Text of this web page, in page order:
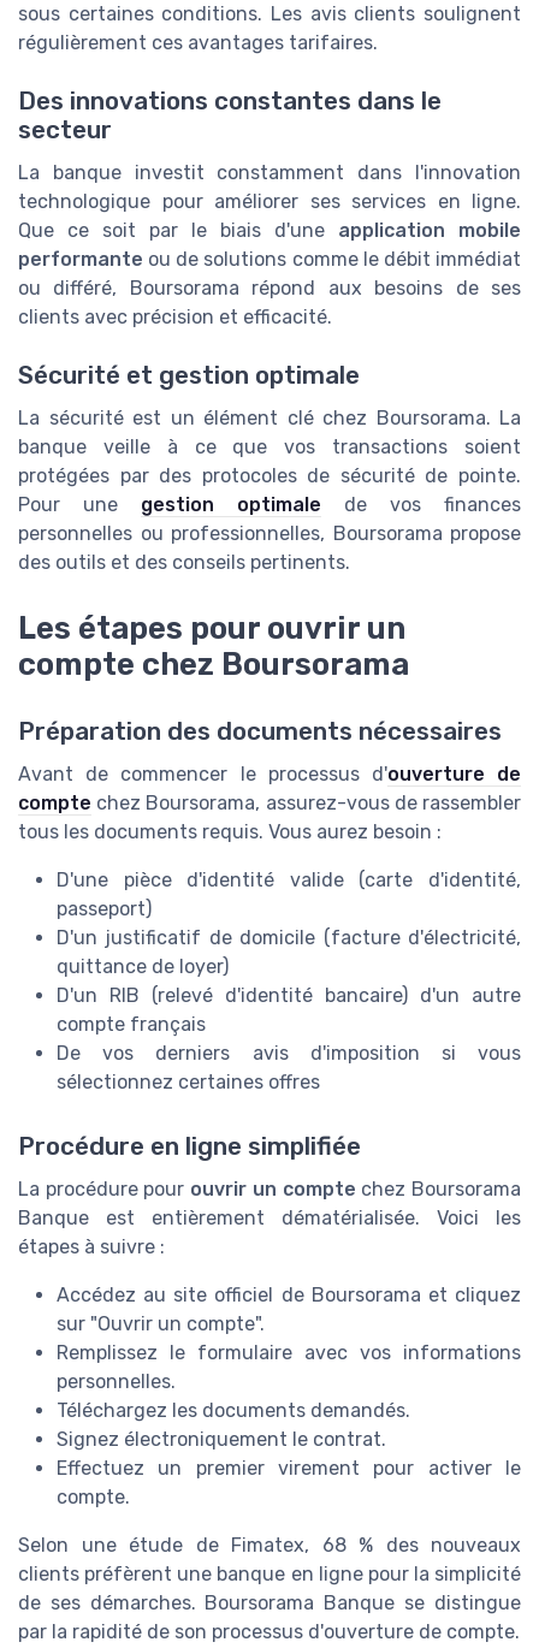
sous certaines conditions. Les avis clients soulignent
régulièrement ces avantages tarifaires.
Des innovations constantes dans le
secteur
La banque investit constamment dans l'innovation
technologique pour améliorer ses services en ligne.
Que ce soit par le biais d'une application mobile
performante ou de solutions comme le débit immédiat
ou différé, Boursorama répond aux besoins de ses
clients avec précision et efficacité.
Sécurité et gestion optimale
La sécurité est un élément clé chez Boursorama. La
banque veille à ce que vos transactions soient
protégées par des protocoles de sécurité de pointe.
Pour une gestion optimale de vos finances
personnelles ou professionnelles, Boursorama propose
des outils et des conseils pertinents.
Les étapes pour ouvrir un
compte chez Boursorama
Préparation des documents nécessaires
Avant de commencer le processus d'ouverture de
compte chez Boursorama, assurez-vous de rassembler
tous les documents requis. Vous aurez besoin :
D'une pièce d'identité valide (carte d'identité,
passeport)
D'un justificatif de domicile (facture d'électricité,
quittance de loyer)
D'un RIB (relevé d'identité bancaire) d'un autre
compte français
De vos derniers avis d'imposition si vous
sélectionnez certaines offres
Procédure en ligne simplifiée
La procédure pour ouvrir un compte chez Boursorama
Banque est entièrement dématérialisée. Voici les
étapes à suivre :
Accédez au site officiel de Boursorama et cliquez
sur "Ouvrir un compte".
Remplissez le formulaire avec vos informations
personnelles.
Téléchargez les documents demandés.
Signez électroniquement le contrat.
Effectuez un premier virement pour activer le
compte.
Selon une étude de Fimatex, 68 % des nouveaux
clients préfèrent une banque en ligne pour la simplicité
de ses démarches. Boursorama Banque se distingue
par la rapidité de son processus d'ouverture de compte.